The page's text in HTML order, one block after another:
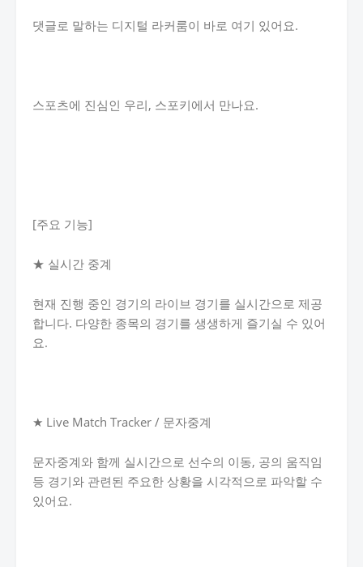
댓글로 말하는 디지털 라커룸이 바로 여기 있어요.
스포츠에 진심인 우리, 스포키에서 만나요.
[주요 기능]
★ 실시간 중계
현재 진행 중인 경기의 라이브 경기를 실시간으로 제공
합니다. 다양한 종목의 경기를 생생하게 즐기실 수 있어
요.
★ Live Match Tracker / 문자중계
문자중계와 함께 실시간으로 선수의 이동, 공의 움직임
등 경기와 관련된 주요한 상황을 시각적으로 파악할 수
있어요.